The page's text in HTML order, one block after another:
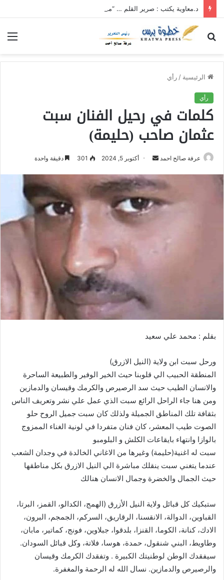
د.معاوية يكتب : صرير القلم … “مد لسانك”… “قدر قانونك”
الرئيسية / رأي
رأي
كلمات في رحيل الفنان سبت
عثمان صاحب (حليمة)
عرفة صالح احمد
س
ل
ب
ن
أكتوبر 5, 2024 301 دقيقة واحدة
بقلم : محمد علي سعيد
ورحل سبت ابن ولاية (النيل الازرق)
المنطقة الحبيب الي قلوبنا حيث الخير الوفير والطبيعة الساحرة
والانسان الطيب حيث سد الرصيرص والكرمك وقيسان والدمازين
ومن هنا جاء الراحل الرائع سبت الذي عمل علي نشر وتعريف الناس
بثقافة تلك المناطق الجميلة ولذلك كان سبت جميل الروح حلو
الصوت طيب المعشر، كان فنان متفردا في لونية الغناء الممزوج
بالوازا وانتهاء بايقاعات الكلش و البلومبو
سبت له اغنية(حليمة) وغيرها من الاغاني الخالدة في وجدان الشعب
عندما يتغني سبت ينقلك مباشرة الي النيل الازرق بكل مناطقها
حيث الجمال والخضرة وجمال الانسان هنالك
ستبكيك كل قبائل ولاية النيل الأزرق (الهمج، الكدالو، القمز، البرتا،
القباوين، الدوالة، الانقسنا، الرقاريق، السركم، الجمجم، البرون،
الادك، كنانة، الكوما، القنزا، بلدقوا، جبلاوين، فونج، كماتير، مابان،
وطاويط، البني شنقول، حمدة، هوسا، فلاتة، وكل قبائل السودان.
سيفقدك الوطن لوطنيتك الكبيرة . وتفقدك الكرمك وقيسان
والرصيرص والدمازين. نسال الله له الرحمة والمغفرة.